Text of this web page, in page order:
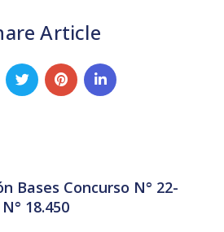
Article
Bases Concurso N° 22-
18.450